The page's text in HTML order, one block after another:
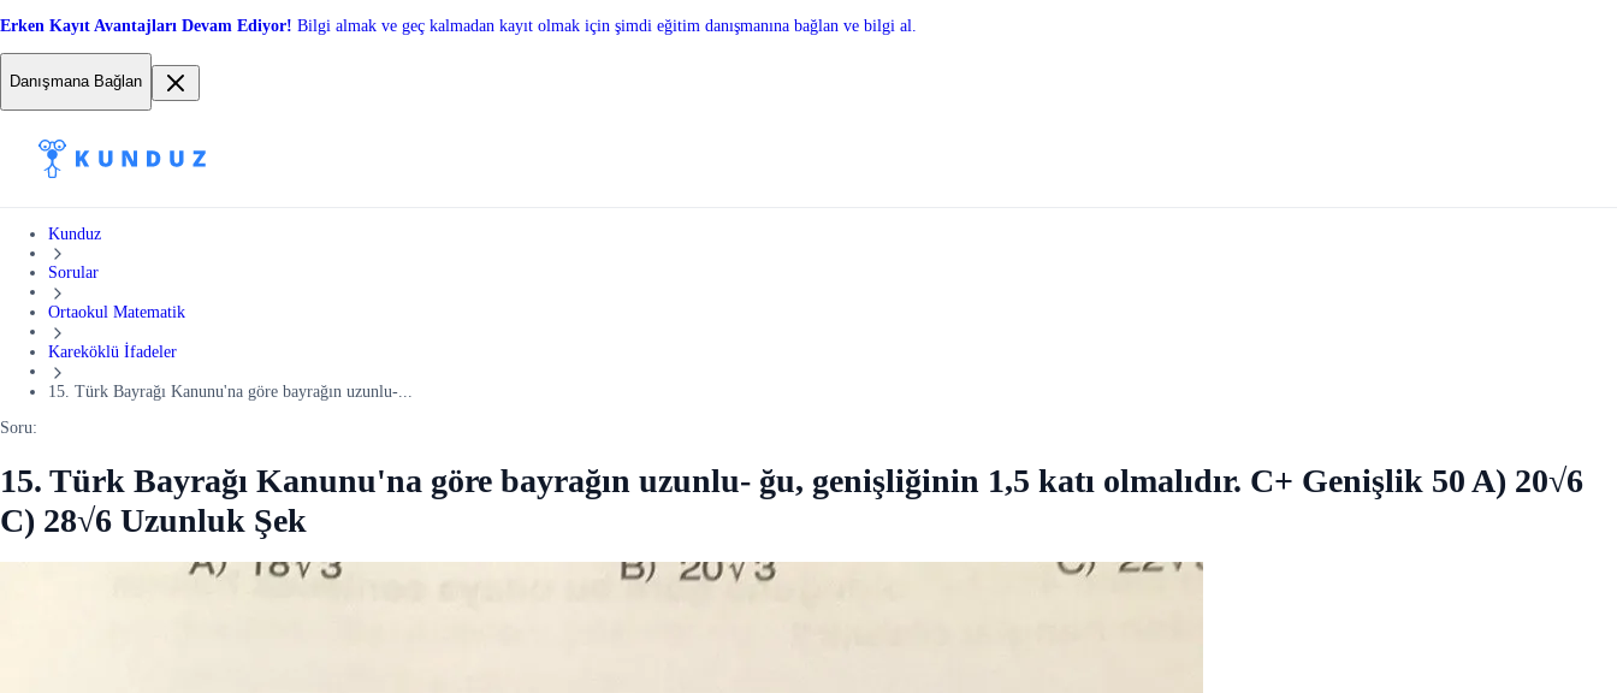
Erken Kayıt Avantajları Devam Ediyor! Bilgi almak ve geç kalmadan kayıt olmak için şimdi eğitim danışmanına bağlan ve bilgi al.
Danışmana Bağlan
Kunduz
Sorular
Ortaokul Matematik
Kareköklü İfadeler
15. Türk Bayrağı Kanunu'na göre bayrağın uzunlu-...
Soru:
15. Türk Bayrağı Kanunu'na göre bayrağın uzunlu- ğu, genişliğinin 1,5 katı olmalıdır. C+ Genişlik 50 A) 20√6
C) 28√6 Uzunluk Şek